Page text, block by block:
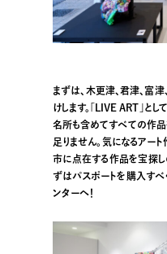
まずは、木更津、君津、富
けします。「LIVE ART」と
名所も含めてすべての作品
足りません。気になるアー
市に点在する作品を宝探し
ずはパスポートを購入すべ
ンターへ！